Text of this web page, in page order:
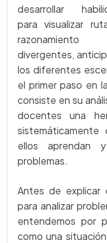
desarrollar
para visualizar
razonamiento
divergentes,
los diferentes
el primer paso en
consiste en su
docentes una
ellos aprendan
problemas.
Antes de explicar
para analizar
entendemos por
como una